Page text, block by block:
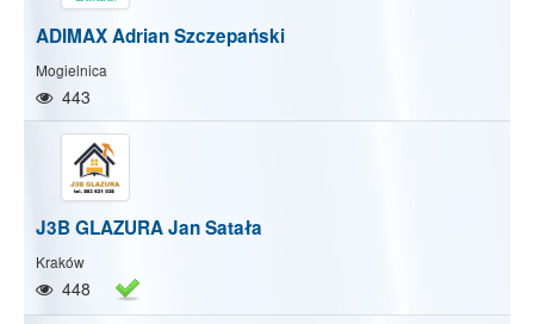
ADIMAX Adrian Szczepański
Mogielnica
443
J3B GLAZURA Jan Satała
Kraków
448